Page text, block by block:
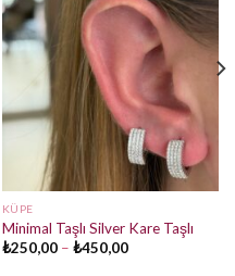
KÜPE
Minimal Taşlı Silver Kare Taşlı
₺250,00 – ₺450,00Fiyat